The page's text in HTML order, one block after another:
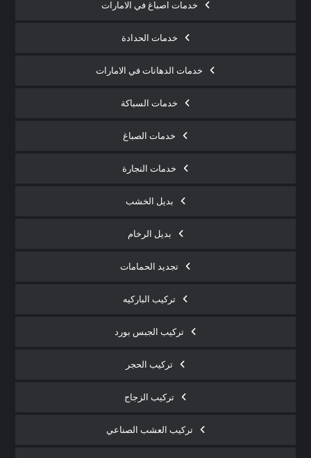
خدمات اصباغ في الامارات
خدمات الحدادة
خدمات الدهانات في الامارات
خدمات السباكة
خدمات الصباغ
خدمات النجارة
بديل الخشب
بديل الرخام
تجديد الحمامات
تركيب الباركيه
تركيب الجبس بورد
تركيب الحجر
تركيب الزجاج
تركيب العشب الصناعي